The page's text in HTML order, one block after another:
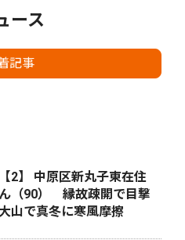
ース
記事
2】 中原区新丸子東在住
（90） 縁故疎開で目撃
山で真冬に寒風摩擦